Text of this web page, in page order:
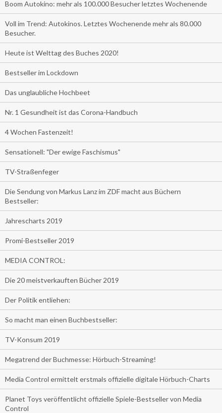
Boom Autokino: mehr als 100.000 Besucher letztes Wochenende
Voll im Trend: Autokinos. Letztes Wochenende mehr als 80.000
Besucher.
Heute ist Welttag des Buches 2020!
Bestseller im Lockdown
Das unglaubliche Hochbeet
Nr. 1 Gesundheit ist das Corona-Handbuch
4 Wochen Fastenzeit!
Sensationell: "Der ewige Faschismus"
TV-Straßenfeger
Die Sendung von Markus Lanz im ZDF macht aus Büchern
Bestseller:
Jahrescharts 2019
Promi-Bestseller 2019
MEDIA CONTROL:
Die 20 meistverkauften Bücher 2019
Der Politik entliehen:
So macht man einen Buchbestseller:
TV-Konsum 2019
Megatrend der Buchmesse: Hörbuch-Streaming!
Media Control ermittelt erstmals offizielle digitale Hörbuch-Charts
Planet Toys veröffentlicht offizielle Spiele-Bestseller von Media
Control